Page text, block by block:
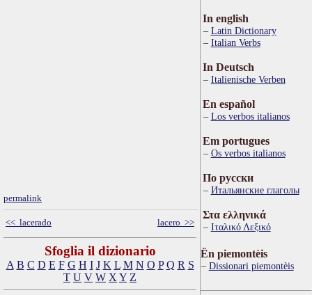
permalink
<< lacerado lacero >>
Sfoglia il dizionario
A B C D E F G H I J K L M N O P Q R S
T U V W X Y Z
In english
Latin Dictionary
Italian Verbs
In Deutsch
Italienische Verben
En español
Los verbos italianos
Em portugues
Os verbos italianos
По русски
Итальянские глаголы
Στα ελληνικά
Ιταλικό Λεξικό
Ën piemontèis
Dissionari piemontèis